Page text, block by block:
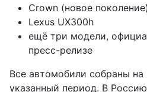
Crown (новое поколение)
Lexus UX300h
ещё три модели,
пресс-релизе
Все автомобили собраны на
указанный период. В